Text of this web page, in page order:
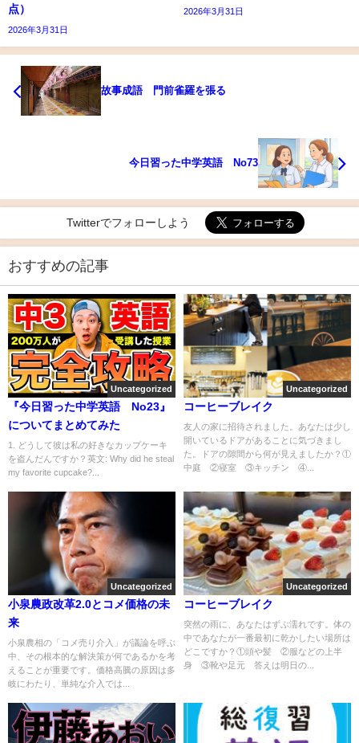
点）
2026年3月31日
2026年3月31日
故事成語 門前雀羅を張る
今日習った中学英語 No73
Twitterでフォローしよう
おすすめの記事
Uncategorized
『今日習った中学英語 No23』
についてまとめてみた
1. どうして彼は私の好きなカップケーキ
を盗んだんですか？英文: Why did he steal
my favorite cupcake?...
Uncategorized
コーヒーブレイク
友人の家に招待されました。あなたは少し
開いているドアがあることに気づきまし
た。ドアの隙間から何が見えましたか？①
中庭 ②寝室 ③キッチン ④...
Uncategorized
小泉農政改革2.0とコメ価格の未
来
小泉農相の「コメ売り介入」が議論を呼ぶ
中、その根本的な解決策が何であるかを考
えることが重要です。価格高騰の原因は多
岐にわたり、単純な介入では...
Uncategorized
コーヒーブレイク
突然の雨に、あなたはずぶ濡れです。体の
中であなたが一番最初に乾かしたい場所は
どこですか？①頭や髪 ②服などの上半
身 ③靴や足元 答えは明日の...